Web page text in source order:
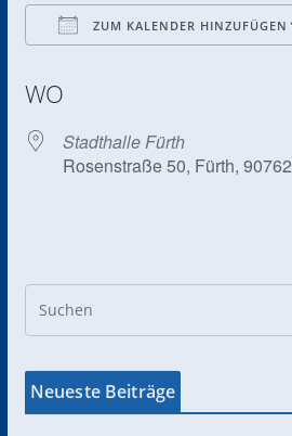
ZUM KALENDER HINZUFÜGEN
WO
Stadthalle Fürth
Rosenstraße 50, Fürth, 90762
Neueste Beiträge